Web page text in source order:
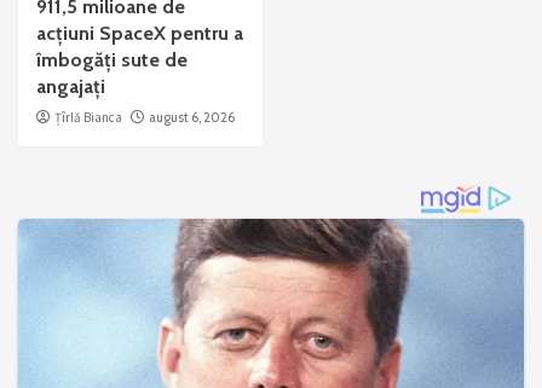
911,5 milioane de
acțiuni SpaceX pentru a
îmbogăți sute de
angajați
Țîrlă Bianca august 6, 2026